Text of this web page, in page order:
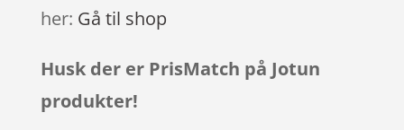
her: Gå til shop
Husk der er PrisMatch på Jotun
produkter!